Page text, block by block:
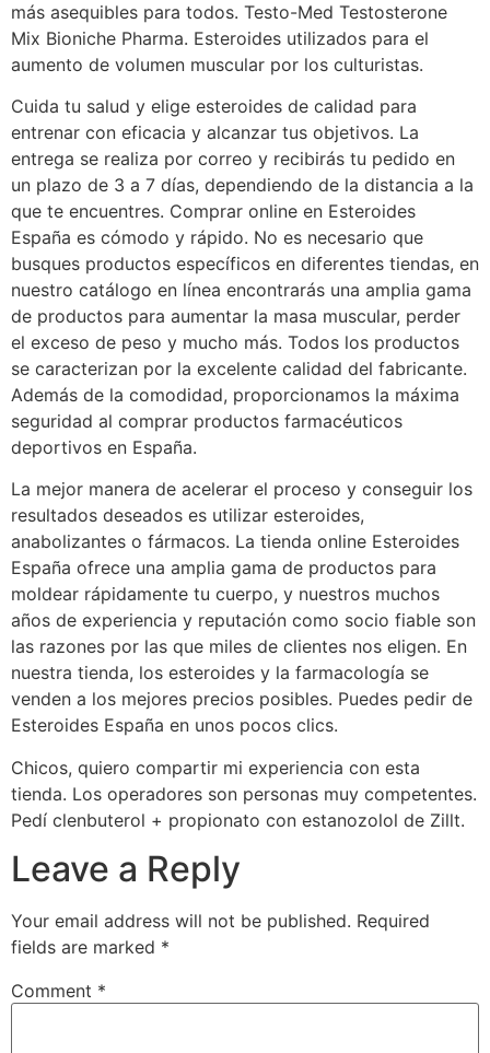
más asequibles para todos. Testo-Med Testosterone
Mix Bioniche Pharma. Esteroides utilizados para el
aumento de volumen muscular por los culturistas.
Cuida tu salud y elige esteroides de calidad para
entrenar con eficacia y alcanzar tus objetivos. La
entrega se realiza por correo y recibirás tu pedido en
un plazo de 3 a 7 días, dependiendo de la distancia a la
que te encuentres. Comprar online en Esteroides
España es cómodo y rápido. No es necesario que
busques productos específicos en diferentes tiendas, en
nuestro catálogo en línea encontrarás una amplia gama
de productos para aumentar la masa muscular, perder
el exceso de peso y mucho más. Todos los productos
se caracterizan por la excelente calidad del fabricante.
Además de la comodidad, proporcionamos la máxima
seguridad al comprar productos farmacéuticos
deportivos en España.
La mejor manera de acelerar el proceso y conseguir los
resultados deseados es utilizar esteroides,
anabolizantes o fármacos. La tienda online Esteroides
España ofrece una amplia gama de productos para
moldear rápidamente tu cuerpo, y nuestros muchos
años de experiencia y reputación como socio fiable son
las razones por las que miles de clientes nos eligen. En
nuestra tienda, los esteroides y la farmacología se
venden a los mejores precios posibles. Puedes pedir de
Esteroides España en unos pocos clics.
Chicos, quiero compartir mi experiencia con esta
tienda. Los operadores son personas muy competentes.
Pedí clenbuterol + propionato con estanozolol de Zillt.
Leave a Reply
Your email address will not be published. Required
fields are marked *
Comment *